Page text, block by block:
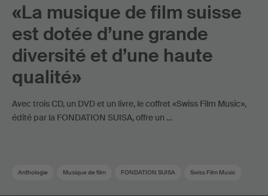
«La musique de film suisse
est dotée d’une grande
diversité et d’une haute
qualité»
Avec trois CD, un DVD et un livre, le coffret «Swiss Film Music»,
édité par la FONDATION SUISA, offre un …
Anthologie Musique de film FONDATION SUISA Swiss Film Music